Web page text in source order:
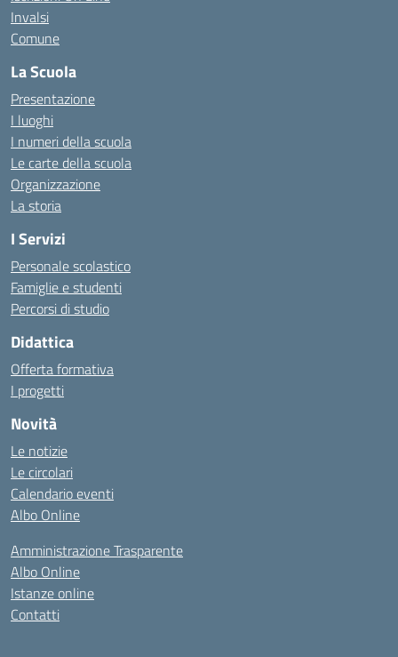
Invalsi
Comune
La Scuola
Presentazione
I luoghi
I numeri della scuola
Le carte della scuola
Organizzazione
La storia
I Servizi
Personale scolastico
Famiglie e studenti
Percorsi di studio
Didattica
Offerta formativa
I progetti
Novità
Le notizie
Le circolari
Calendario eventi
Albo Online
Amministrazione Trasparente
Albo Online
Istanze online
Contatti